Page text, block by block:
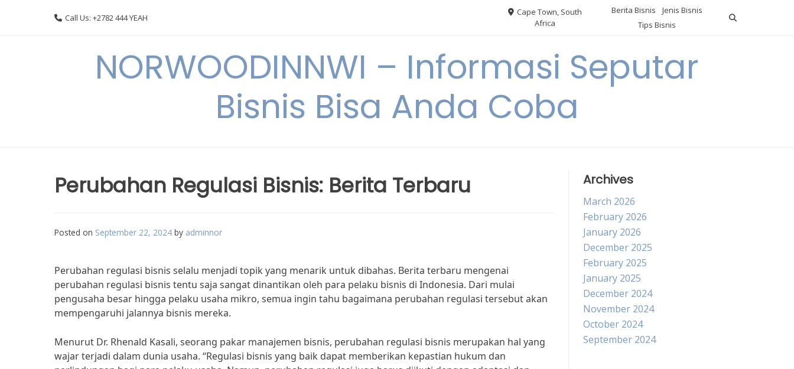
Call Us: +2782 444 YEAH
Cape Town, South
Africa
Berita Bisnis
Jenis Bisnis
Tips Bisnis
NORWOODINNWI – Informasi Seputar
Bisnis Bisa Anda Coba
Perubahan Regulasi Bisnis: Berita Terbaru
Posted on September 22, 2024 by adminnor
Perubahan regulasi bisnis selalu menjadi topik yang menarik untuk dibahas. Berita terbaru mengenai
perubahan regulasi bisnis tentu saja sangat dinantikan oleh para pelaku bisnis di Indonesia. Dari mulai
pengusaha besar hingga pelaku usaha mikro, semua ingin tahu bagaimana perubahan regulasi tersebut akan
mempengaruhi jalannya bisnis mereka.
Menurut Dr. Rhenald Kasali, seorang pakar manajemen bisnis, perubahan regulasi bisnis merupakan hal yang
wajar terjadi dalam dunia usaha. “Regulasi bisnis yang baik dapat memberikan kepastian hukum dan
Archives
March 2026
February 2026
January 2026
December 2025
February 2025
January 2025
December 2024
November 2024
October 2024
September 2024